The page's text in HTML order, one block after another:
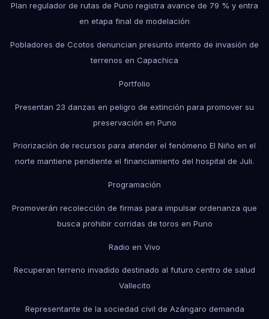
Plan regulador de rutas de Puno registra avance de 79 % y entra
en etapa final de modelación
Pobladores de Ccotos denuncian presunto intento de invasión de
terrenos en Capachica
Portfolio
Presentan 23 danzas en peligro de extinción para promover su
preservación en Puno
Priorización de recursos para atender el fenómeno El Niño en el
norte mantiene pendiente el financiamiento del hospital de Juli.
Programación
Promoverán recolección de firmas para impulsar ordenanza que
busca prohibir corridas de toros en Puno
Radio en Vivo
Recuperan terreno invadido destinado al futuro centro de salud
Vallecito
Representante de la sociedad civil de Azángaro demanda